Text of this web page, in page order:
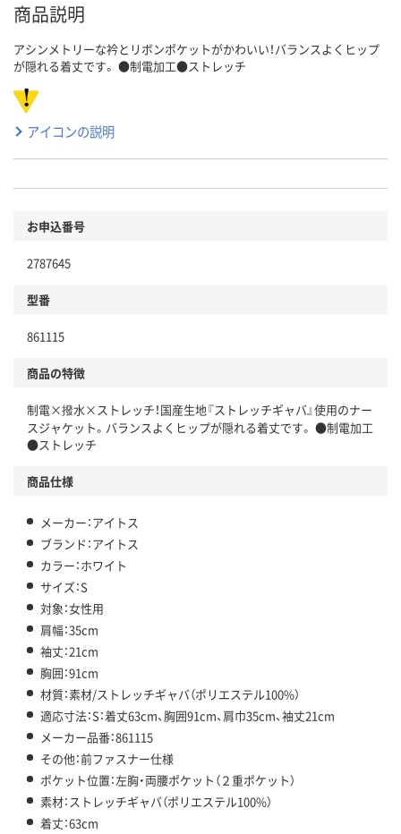
商品説明
アシンメトリーな衿とリボンポケットがかわいい！バランスよくヒップ
が隠れる着丈です。 ●制電加工●ストレッチ
アイコンの説明
お申込番号
2787645
型番
861115
商品の特徴
制電×撥水×ストレッチ！国産生地『ストレッチギャバ』使用のナー
スジャケット。バランスよくヒップが隠れる着丈です。 ●制電加工
●ストレッチ
商品仕様
メーカー：アイトス
ブランド：アイトス
カラー：ホワイト
サイズ：S
対象：女性用
肩幅：35cm
袖丈：21cm
胸囲：91cm
材質：素材/ストレッチギャバ（ポリエステル100%）
適応寸法：S：着丈63cm、胸囲91cm、肩巾35cm、袖丈21cm
メーカー品番：861115
その他：前ファスナー仕様
ポケット位置：左胸・両腰ポケット（２重ポケット）
素材：ストレッチギャバ（ポリエステル100%）
着丈：63cm